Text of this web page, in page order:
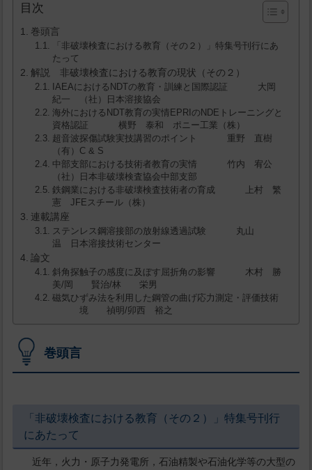
目次
巻頭言
「非破壊検査における教育（その２）」特集号刊行にあ
たって
解説 非破壊検査における教育の現状（その２）
IAEAにおけるNDTの教育・訓練と国際認証 大岡
紀一 （社）日本溶接協会
海外におけるNDT教育の実情EPRIのNDEトレーニングと
資格認証 横野 泰和 ポニー工業（株）
超音波探傷試験実技講習のポイント 重野 直樹
（有）C & S
中部支部における技術者教育の実情 竹内 宥公
（社）日本非破壊検査協会中部支部
鉄鋼業における非破壊検査技術者の育成 上村 繁
憲 JFEスチール（株）
連載講座
ステンレス鋼溶接部の放射線透過試験 丸山
温 日本溶接技術センター
論文
斜角探触子の感度に及ぼす屈折角の影響 木村 勝
美/岡 賢治/林 栄男
磁気ひずみ法を利用した鋼管の曲げ応力測定・評価技術
境 禎明/卯西 裕之
巻頭言
「非破壊検査における教育（その２）」特集号刊行
にあたって
近年，火力・原子力発電所，石油精製や石油化学等の大型の